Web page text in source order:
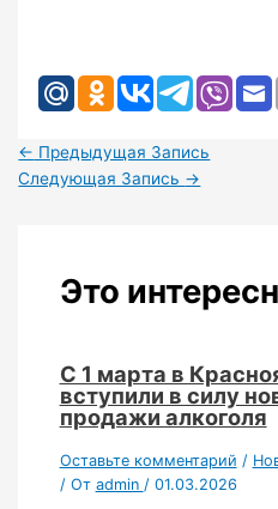
← Предыдущая Запись
Следующая Запись →
Это
С 1 марта в
вступили в силу
продажи алкоголя
Оставьте комментарий /
/ От admin / 01.03.2026